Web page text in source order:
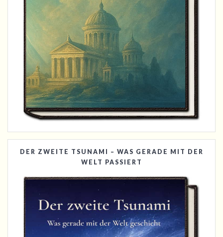
DER ZWEITE TSUNAMI – WAS GERADE MIT DER
WELT PASSIERT